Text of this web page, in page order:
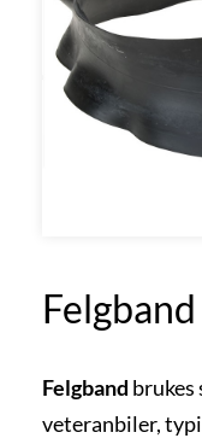
Felgband brukes
veteranbiler,